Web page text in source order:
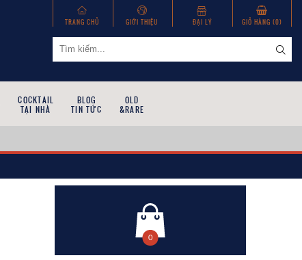
TRANG CHỦ GIỚI THIỆU ĐẠI LÝ GIỎ HÀNG (0)
COCKTAIL
TẠI NHÀ
BLOG
TIN TỨC
OLD
&RARE
0